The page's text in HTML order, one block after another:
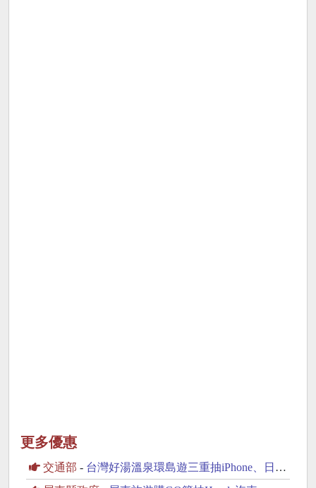
更多優惠
交通部 - 台灣好湯溫泉環島遊三重抽iPhone、日本來回機票